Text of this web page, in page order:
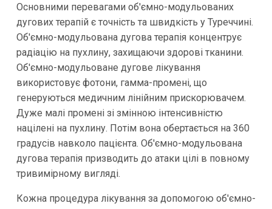
Основними перевагами об'ємно-модульованих
дугових терапій є точність та швидкість у Туреччині.
Об'ємно-модульована дугова терапія концентрує
радіацію на пухлину, захищаючи здорові тканини.
Об'ємно-модульоване дугове лікування
використовує фотони, гамма-промені, що
генеруються медичним лінійним прискорювачем.
Дуже малі промені зі змінною інтенсивністю
націлені на пухлину. Потім вона обертається на 360
градусів навколо пацієнта. Об'ємно-модульована
дугова терапія призводить до атаки цілі в повному
тривимірному вигляді.
Кожна процедура лікування за допомогою об'ємно-